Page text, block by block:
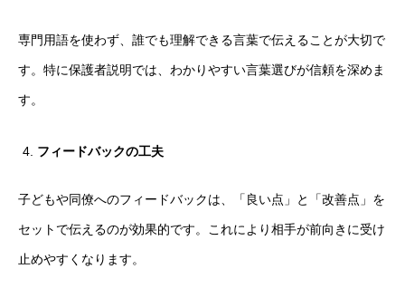
専門用語を使わず、誰でも理解できる言葉で伝えることが大切で
す。特に保護者説明では、わかりやすい言葉選びが信頼を深めま
す。
フィードバックの工夫
子どもや同僚へのフィードバックは、「良い点」と「改善点」を
セットで伝えるのが効果的です。これにより相手が前向きに受け
止めやすくなります。